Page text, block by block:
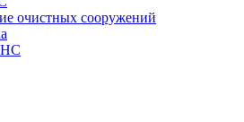
очистных сооружений